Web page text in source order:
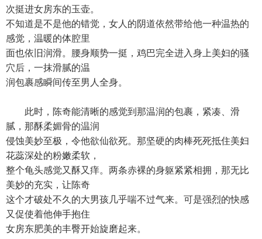
次挺进女房东的玉壶。
不知道是不是他的错觉，女人的阴道依然带给他一种温热的
感觉，温暖的体腔里
面也依旧润滑。腰身顺势一挺，鸡巴完全进入身上美妇的骚
穴后，一抹滑腻的温
润包裹感瞬间传至男人全身。
此时，陈奇能清晰的感觉到那温润的包裹，紧凑、滑
腻，那酥柔媚骨的温润
侵蚀美妙至极，令他欲仙欲死。那坚硬的肉棒死死抵住美妇
花蕊深处的粉嫩柔软，
整个龟头感觉又酥又痒。两条赤裸的身躯紧紧相拥，那无比
美妙的充实，让陈奇
这个才破处不久的大男孩几乎喘不过气来。可是强烈的快感
又促使着他伸手抱住
女房东肥美的丰臀开始旋磨起来。